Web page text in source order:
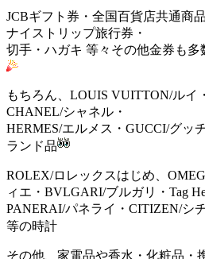
JCBギフト券・全国百貨店共通商
ナイストリップ旅行券・
切手・ハガキ 等々その他金券も
もちろん、LOUIS VUITTON/ルイ
CHANEL/シャネル・
HERMES/エルメス・GUCCI/グッ
ランド品
ROLEX/ロレックスはじめ、
ィエ・BVLGARI/ブルガリ・Tag
PANERAI/パネライ・CITIZEN/シ
等の時計
その他、家電品や香水・化粧品・